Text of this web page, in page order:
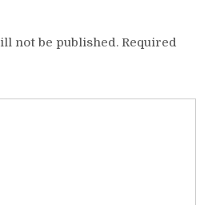
not be published. Required